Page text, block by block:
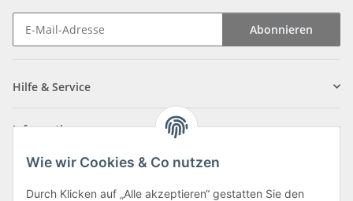
Wie wir Cookies & Co nutzen
Durch Klicken auf „Alle akzeptieren“ gestatten Sie den
Abonnieren
Hilfe & Service
Informationen
Zahlungsarten